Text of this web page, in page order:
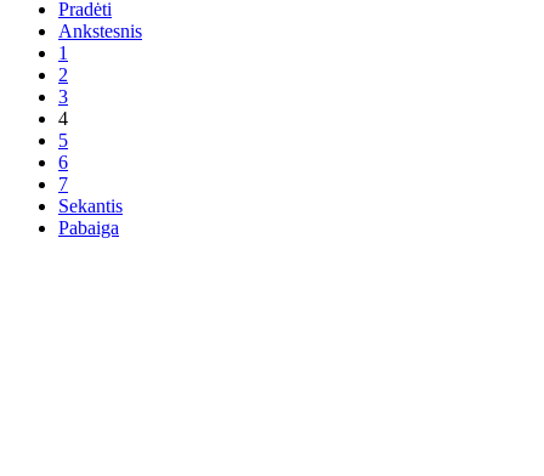
Pradėti
Ankstesnis
1
2
3
4
5
6
7
Sekantis
Pabaiga